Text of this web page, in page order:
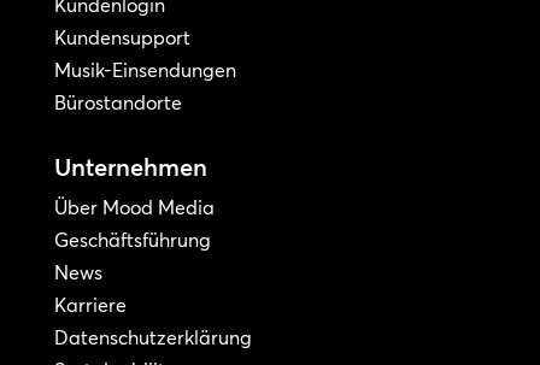
Kundensupport
Musik-Einsendungen
Bürostandorte
Unternehmen
Über Mood Media
Geschäftsführung
News
Karriere
Datenschutzerklärung